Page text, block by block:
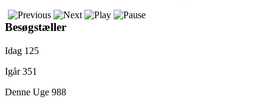
Besøgstæller
Idag 125
Igår351
Denne Uge 988